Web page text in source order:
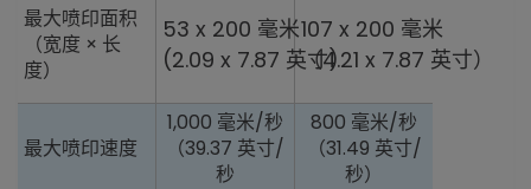
最大喷印面积
（宽度 × 长
度）
53 x 200 毫米
(2.09 x 7.87 英寸)
107 x 200 毫米
（4.21 x 7.87 英寸）
最大喷印速度
1,000 毫米/秒
（39.37 英寸/
秒
800 毫米/秒
（31.49 英寸/
秒）